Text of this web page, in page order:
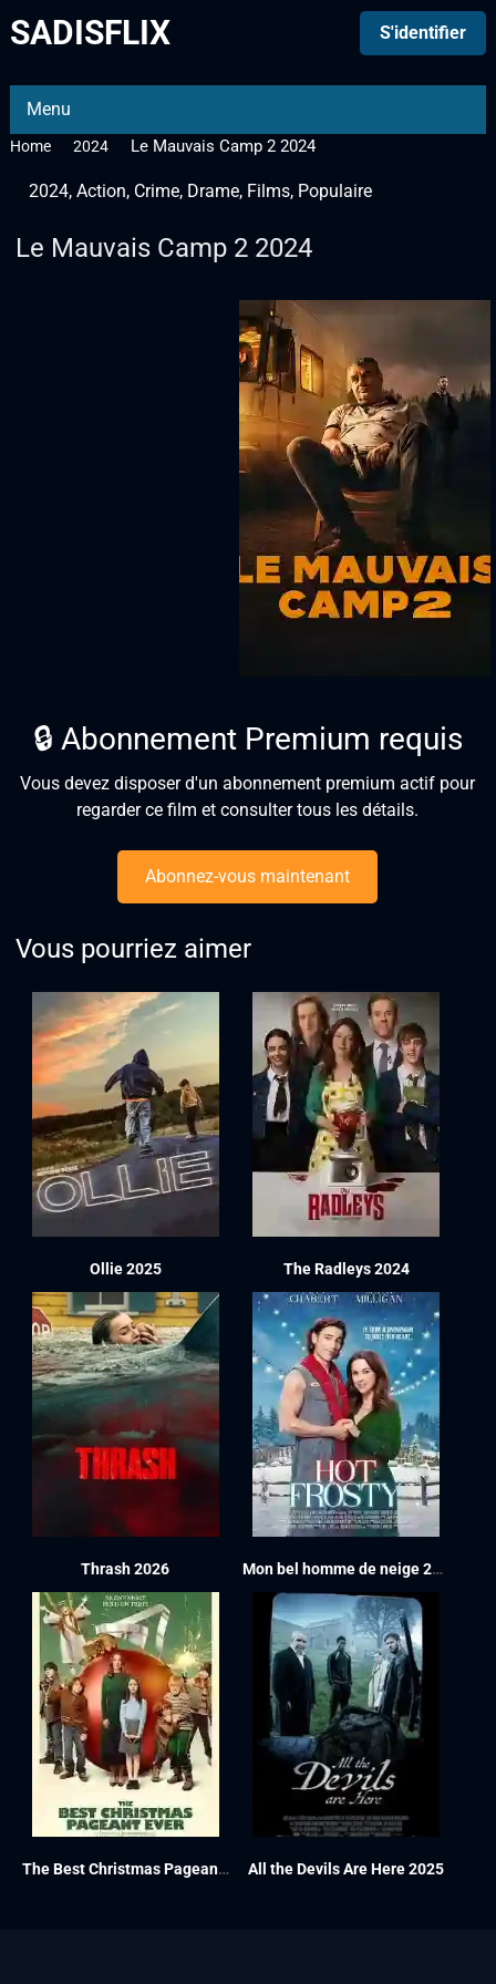
SADISFLIX S'identifier
Menu
Home 2024 Le Mauvais Camp 2 2024
2024, Action, Crime, Drame, Films, Populaire
Le Mauvais Camp 2 2024
🔒 Abonnement Premium requis
Vous devez disposer d'un abonnement premium actif pour
regarder ce film et consulter tous les détails.
Abonnez-vous maintenant
Vous pourriez aimer
Ollie 2025 The Radleys 2024
Thrash 2026 Mon bel homme de neige 2024
The Best Christmas Pageant Ever 2024 All the Devils Are Here 2025